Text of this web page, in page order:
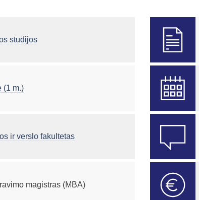
studijos
(1 m.)
ir verslo fakultetas
magistras (MBA)